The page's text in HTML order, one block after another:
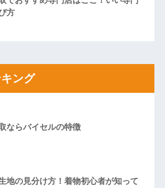
方
ング
ならバイセルの特徴
地の見分け方！着物初心者が知って